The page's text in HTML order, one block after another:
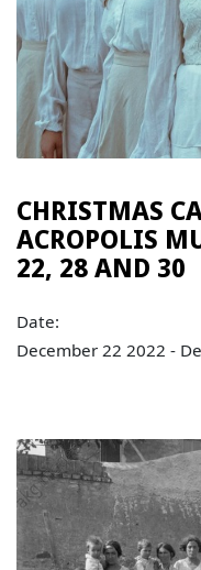
CHRISTMAS
ACROPOLIS
22, 28 AND 30
Date:
December 22 2022 -